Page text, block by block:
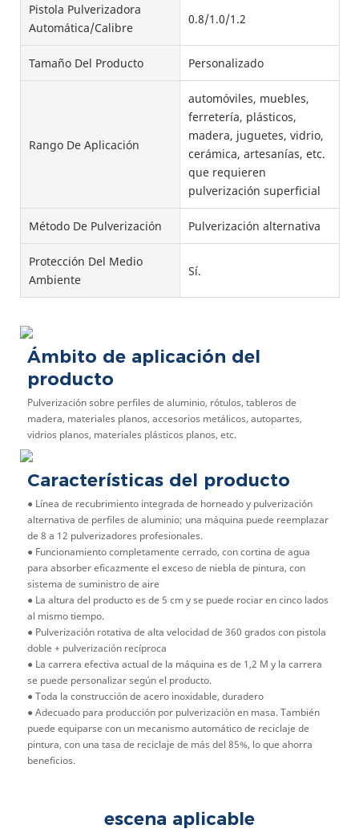
Pistola Pulverizadora
Automática/Calibre
0.8/1.0/1.2
Tamaño Del Producto Personalizado
Rango De Aplicación
automóviles, muebles,
ferretería, plásticos,
madera, juguetes, vidrio,
cerámica, artesanías, etc.
que requieren
pulverización superficial
Método De Pulverización Pulverización alternativa
Protección Del Medio
Ambiente
Sí.
Ámbito de aplicación del
producto
Pulverización sobre perfiles de aluminio, rótulos, tableros de
madera, materiales planos, accesorios metálicos, autopartes,
vidrios planos, materiales plásticos planos, etc.
Características del producto
● Línea de recubrimiento integrada de horneado y pulverización
alternativa de perfiles de aluminio; una máquina puede reemplazar
de 8 a 12 pulverizadores profesionales.
● Funcionamiento completamente cerrado, con cortina de agua
para absorber eficazmente el exceso de niebla de pintura, con
sistema de suministro de aire
● La altura del producto es de 5 cm y se puede rociar en cinco lados
al mismo tiempo.
● Pulverización rotativa de alta velocidad de 360 ​​grados con pistola
doble + pulverización recíproca
● La carrera efectiva actual de la máquina es de 1,2 M y la carrera
se puede personalizar según el producto.
● Toda la construcción de acero inoxidable, duradero
● Adecuado para producción por pulverización en masa. También
puede equiparse con un mecanismo automático de reciclaje de
pintura, con una tasa de reciclaje de más del 85%, lo que ahorra
beneficios.
escena aplicable